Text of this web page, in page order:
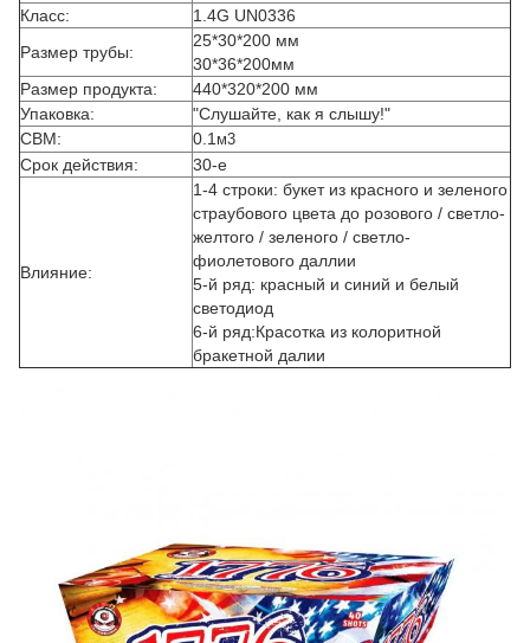
Класс:
1.4G UN0336
Размер трубы:
25*30*200 мм
30*36*200мм
Размер продукта:
440*320*200 мм
Упаковка:
"Слушайте, как я слышу!"
CBM:
0.1 м3
Срок действия: 30-е
Влияние:
1-4 строки: букет из красного и зеленого
страубового цвета до розового / светло-
желтого / зеленого / светло-
фиолетового даллии
5-й ряд: красный и синий и белый
светодиод
6-й ряд:Красотка из колоритной
бракетной далии